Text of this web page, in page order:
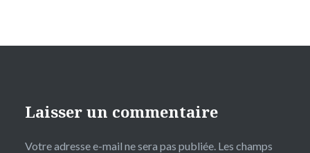
Laisser un commentaire
Votre adresse e-mail ne sera pas publiée. Les champs